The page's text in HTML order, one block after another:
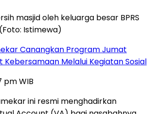
Canangkan Program Jumat
Kebersamaan Melalui Kegiatan Sosial
pm WIB